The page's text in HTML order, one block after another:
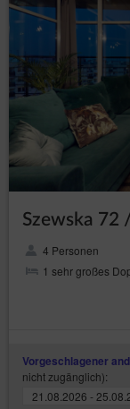
Szewska 72
4 Personen
1 sehr großes
Vorgeschlagener
nicht zugänglich):
21.08.2026 -